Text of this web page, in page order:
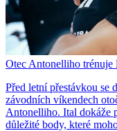
Otec Antonelliho
Před letní přestávkou se
závodních víkendech
Antonelliho. Ital dokáže
důležité body, které